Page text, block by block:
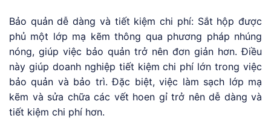
Bảo quản dễ dàng và tiết kiệm chi phí: Sắt hộp được
phủ một lớp mạ kẽm thông qua phương pháp nhúng
nóng, giúp việc bảo quản trở nên đơn giản hơn. Điều
này giúp doanh nghiệp tiết kiệm chi phí lớn trong việc
bảo quản và bảo trì. Đặc biệt, việc làm sạch lớp mạ
kẽm và sửa chữa các vết hoen gỉ trở nên dễ dàng và
tiết kiệm chi phí hơn.